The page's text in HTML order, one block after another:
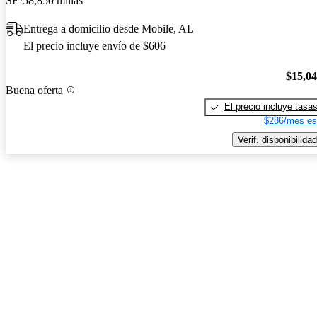
Entrega a domicilio desde Mobile, AL
El precio incluye envío de $606
Buena oferta
El precio incluye tasas
$286/mes
Verif. disponibilidad